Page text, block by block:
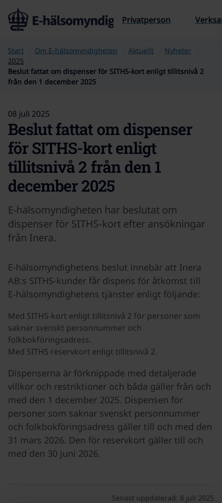
Till sidans innehåll
Privatperson
Start Om E‑hälsomyndigheten Aktuellt
Nyheter
2025
Beslut fattat om dispenser för SITHS-kort enligt tillitsnivå 2
från den 1 december 2025
Beslut fattat om dispenser
för SITHS-kort enligt
tillitsnivå 2 från den 1
december 2025
08 juli 2025
E-hälsomyndigheten har beslutat om
dispenser för SITHS‑kort efter ansökningar
från Inera.
E-hälsomyndighetens beslut innebär att Inera
AB:s SITHS-kunder får dispens för åtkomst till
E‑hälsomyndighetens tjänster enligt följande:
Med SITHS-kort enligt tillitsnivå 2 för personer som
saknar svenskt personnummer och
folkbokföringsadress.
Med SITHS reservkort enligt tillitsnivå 2.
Dispenserna är förknippade med detaljerade
villkor och restriktioner och båda gäller från och
med den 1 december 2025. Dispensen för
personer som saknar svenskt personnummer
och folkbokföringsadress gäller till och med den
31 mars 2026. Den för reservkort gäller till och
med den 30 juni 2026.
Senast uppdaterad: 8 juli 2025